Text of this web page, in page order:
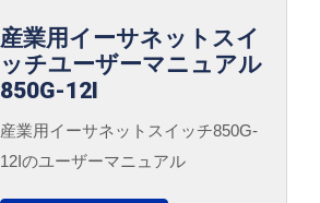
産業用イーサネットスイ
ッチユーザーマニュアル
850G-12I
産業用イーサネットスイッチ850G-
12Iのユーザーマニュアル